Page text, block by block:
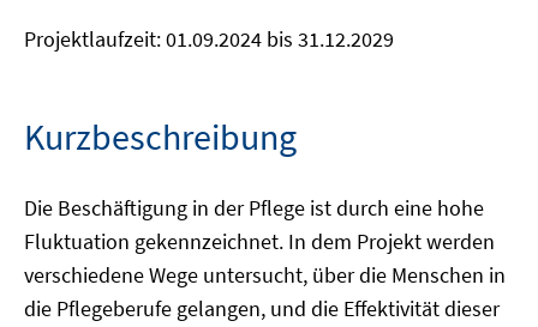
Projektlaufzeit: 01.09.2024 bis 31.12.2029
Kurzbeschreibung
Die Beschäftigung in der Pflege ist durch eine hohe
Fluktuation gekennzeichnet. In dem Projekt werden
verschiedene Wege untersucht, über die Menschen in
die Pflegeberufe gelangen, und die Effektivität dieser